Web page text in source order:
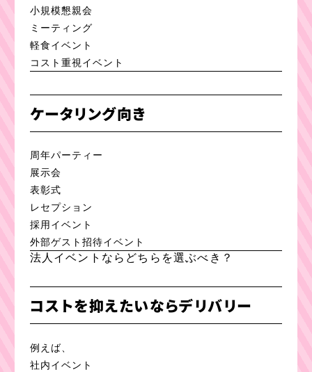
小規模懇親会
ミーティング
軽食イベント
コスト重視イベント
ケータリング向き
周年パーティー
展示会
表彰式
レセプション
採用イベント
外部ゲスト招待イベント
法人イベントならどちらを選ぶべき？
コストを抑えたいならデリバリー
例えば、
社内イベント